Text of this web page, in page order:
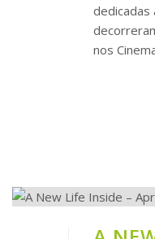
dedicadas
nos